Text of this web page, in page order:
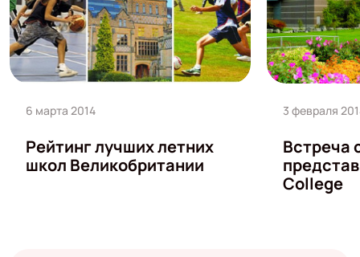
6 марта 2014
Рейтинг лучших летних
школ Великобритании
3 февраля
Встреча
College